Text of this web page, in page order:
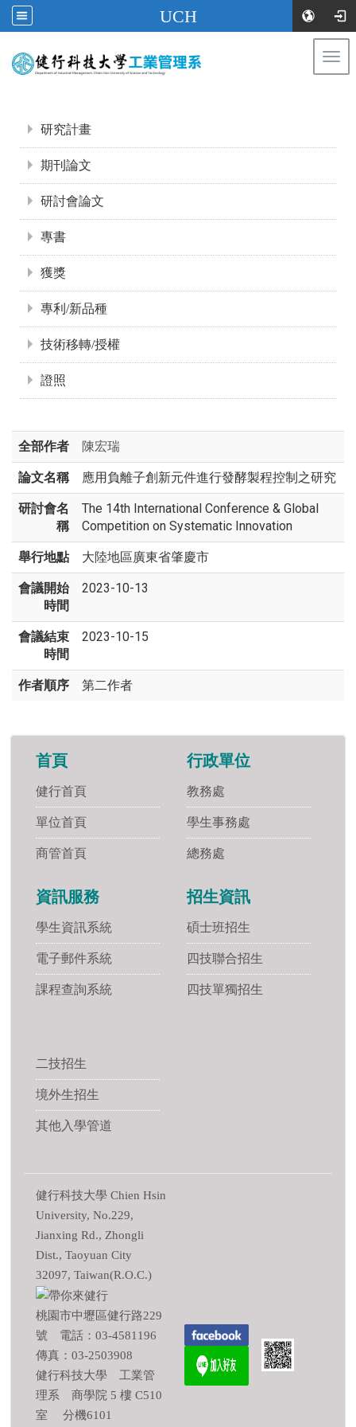
UCH
研究計畫
期刊論文
研討會論文
專書
獲獎
專利/新品種
技術移轉/授權
證照
全部作者 陳宏瑞
論文名稱 應用負離子創新元件進行發酵製程控制之研究
研討會名
稱
The 14th International Conference & Global
Competition on Systematic Innovation
舉行地點 大陸地區廣東省肇慶市
會議開始
時間
2023-10-13
會議結束
時間
2023-10-15
作者順序 第二作者
首頁
健行首頁
單位首頁
商管首頁
行政單位
教務處
學生事務處
總務處
資訊服務
學生資訊系統
電子郵件系統
課程查詢系統
招生資訊
碩士班招生
四技聯合招生
四技單獨招生
二技招生
境外生招生
其他入學管道
健行科技大學 Chien Hsin
University, No.229,
Jianxing Rd., Zhongli
Dist., Taoyuan City
32097, Taiwan(R.O.C.)
桃園市中壢區健行路229
號 電話：03-4581196
傳真：03-2503908
健行科技大學 工業管
理系 商學院 5 樓 C510
室 分機6101